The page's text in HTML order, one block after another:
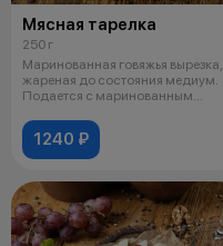
Мясная тарелка
250 г
Маринованная говяжья вырезка,
жареная до состояния медиум.
Подается с маринованным
1240 ₽